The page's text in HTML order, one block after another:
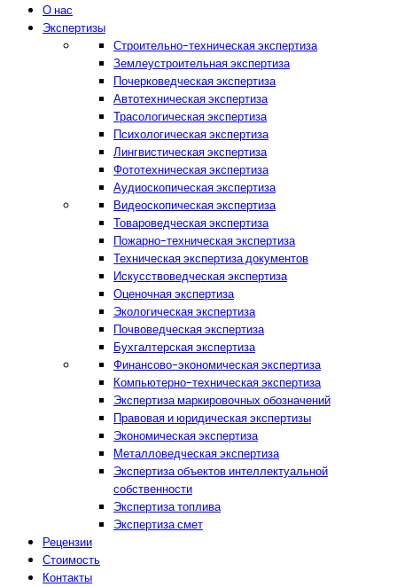
О нас
Экспертизы
Строительно-техническая экспертиза
Землеустроительная экспертиза
Почерковедческая экспертиза
Автотехническая экспертиза
Трасологическая экспертиза
Психологическая экспертиза
Лингвистическая экспертиза
Фототехническая экспертиза
Аудиоскопическая экспертиза
Видеоскопическая экспертиза
Товароведческая экспертиза
Пожарно-техническая экспертиза
Техническая экспертиза документов
Искусствоведческая экспертиза
Оценочная экспертиза
Экологическая экспертиза
Почвоведческая экспертиза
Бухгалтерская экспертиза
Финансово-экономическая экспертиза
Компьютерно-техническая экспертиза
Экспертиза маркировочных обозначений
Правовая и юридическая экспертизы
Экономическая экспертиза
Металловедческая экспертиза
Экспертиза объектов интеллектуальной
собственности
Экспертиза топлива
Экспертиза смет
Рецензии
Стоимость
Контакты